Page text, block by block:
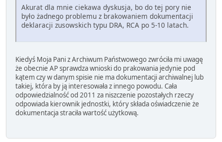
Akurat dla mnie ciekawa dyskusja, bo do tej pory nie
było żadnego problemu z brakowaniem dokumentacji
deklaracji zusowskich typu DRA, RCA po 5-10 latach.
Kiedyś Moja Pani z Archiwum Państwowego zwróciła mi uwagę
że obecnie AP sprawdza wnioski do prakowania jedynie pod
kątem czy w danym spisie nie ma dokumentacji archiwalnej lub
takiej, która by ją interesowała z innego powodu. Cała
odpowiedzialność od 2011 za niszczenie pozostałych rzeczy
odpowiada kierownik jednostki, który składa oświadczenie że
dokumentacja straciła wartość użytkową.